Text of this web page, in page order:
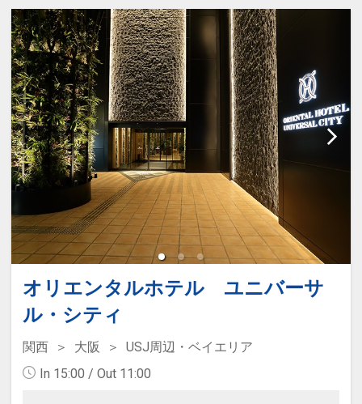
オリエンタルホテル ユニバーサ
ル・シティ
関西 大阪
USJ周辺・ベイエリア
In 15:00 / Out 11:00